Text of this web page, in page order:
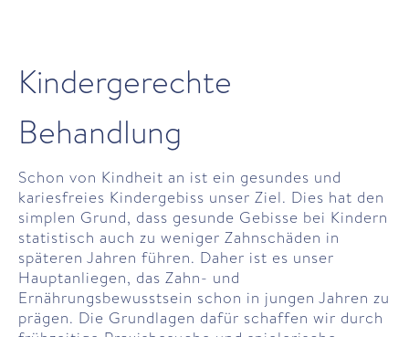
Kindergerechte
Behandlung
Schon von Kindheit an ist ein gesundes und
kariesfreies Kindergebiss unser Ziel. Dies hat den
simplen Grund, dass gesunde Gebisse bei Kindern
statistisch auch zu weniger Zahnschäden in
späteren Jahren führen. Daher ist es unser
Hauptanliegen, das Zahn- und
Ernährungsbewusstsein schon in jungen Jahren zu
prägen. Die Grundlagen dafür schaffen wir durch